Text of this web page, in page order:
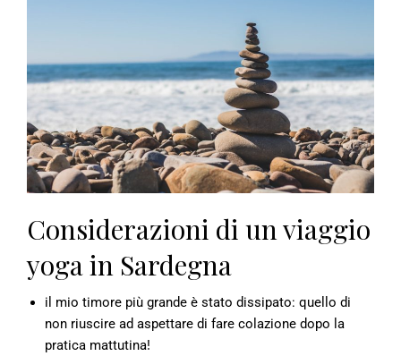
Considerazioni di un viaggio
yoga in Sardegna
il mio timore più grande è stato dissipato: quello di
non riuscire ad aspettare di fare colazione dopo la
pratica mattutina!